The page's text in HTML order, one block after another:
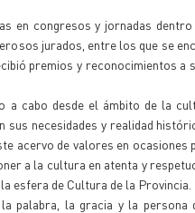
en congresos y jornadas
jurados, entre los que se
premios y reconocimientos a
a cabo desde el ámbito de la
necesidades y realidad
acervo de valores en ocasiones
a la cultura en atenta y
esfera de Cultura de la Provincia.
palabra, la gracia y la persona